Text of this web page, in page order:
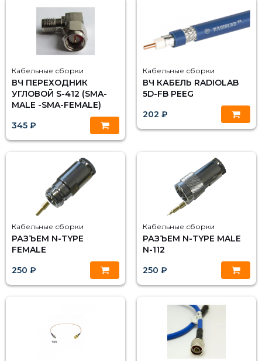
Кабельные сборки
ВЧ ПЕРЕХОДНИК
УГЛОВОЙ S-412 (SMA-
MALE -SMA-FEMALE)
345 ₽
Кабельные сборки
ВЧ КАБЕЛЬ RADIOLAB
5D-FB PEEG
202 ₽
Кабельные сборки
РАЗЪЕМ N-TYPE
FEMALE
250 ₽
Кабельные сборки
РАЗЪЕМ N-TYPE MALE
N-112
250 ₽